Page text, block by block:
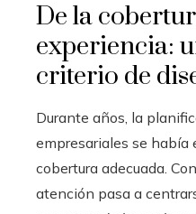
De la
experiencia:
criterio de
Durante años, la
empresariales se había
cobertura adecuada.
atención pasa a